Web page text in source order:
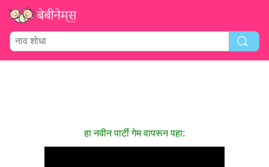
हा नवीन पार्टी गेम वापरून पहा: